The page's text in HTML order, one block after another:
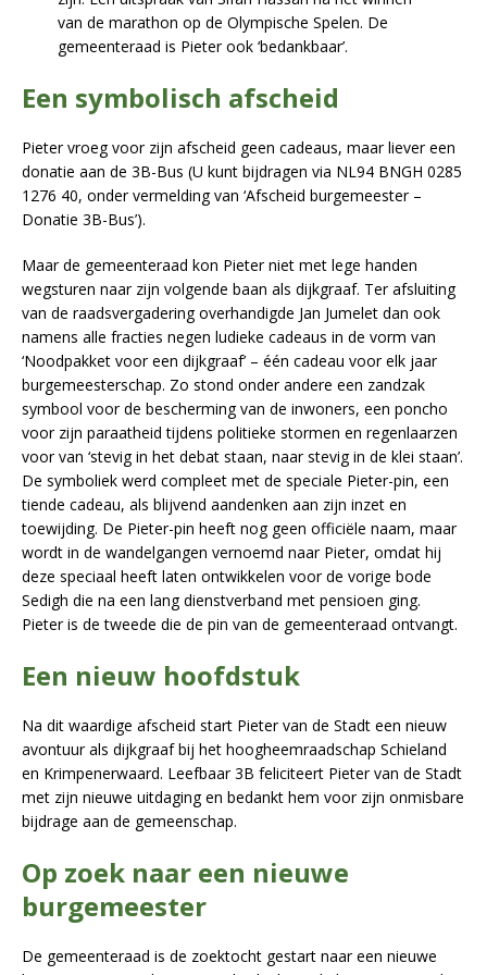
van de marathon op de Olympische Spelen. De
gemeenteraad is Pieter ook ‘bedankbaar’.
Een symbolisch afscheid
Pieter vroeg voor zijn afscheid geen cadeaus, maar liever een
donatie aan de 3B-Bus (U kunt bijdragen via NL94 BNGH 0285
1276 40, onder vermelding van ‘Afscheid burgemeester –
Donatie 3B-Bus’).
Maar de gemeenteraad kon Pieter niet met lege handen
wegsturen naar zijn volgende baan als dijkgraaf. Ter afsluiting
van de raadsvergadering overhandigde Jan Jumelet dan ook
namens alle fracties negen ludieke cadeaus in de vorm van
‘Noodpakket voor een dijkgraaf’ – één cadeau voor elk jaar
burgemeesterschap. Zo stond onder andere een zandzak
symbool voor de bescherming van de inwoners, een poncho
voor zijn paraatheid tijdens politieke stormen en regenlaarzen
voor van ‘stevig in het debat staan, naar stevig in de klei staan’.
De symboliek werd compleet met de speciale Pieter-pin, een
tiende cadeau, als blijvend aandenken aan zijn inzet en
toewijding. De Pieter-pin heeft nog geen officiële naam, maar
wordt in de wandelgangen vernoemd naar Pieter, omdat hij
deze speciaal heeft laten ontwikkelen voor de vorige bode
Sedigh die na een lang dienstverband met pensioen ging.
Pieter is de tweede die de pin van de gemeenteraad ontvangt.
Een nieuw hoofdstuk
Na dit waardige afscheid start Pieter van de Stadt een nieuw
avontuur als dijkgraaf bij het hoogheemraadschap Schieland
en Krimpenerwaard. Leefbaar 3B feliciteert Pieter van de Stadt
met zijn nieuwe uitdaging en bedankt hem voor zijn onmisbare
bijdrage aan de gemeenschap.
Op zoek naar een nieuwe
burgemeester
De gemeenteraad is de zoektocht gestart naar een nieuwe